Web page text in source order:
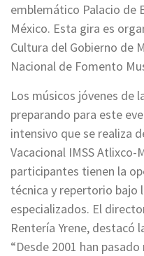
emblemático Palacio de
México. Esta gira es
Cultura del Gobierno de
Nacional de Fomento
Los músicos jóvenes de
preparando para este
intensivo que se realiza
Vacacional IMSS Atlixco-
participantes tienen la
técnica y repertorio bajo
especializados. El
Rentería Yrene, destacó
“Desde 2001 han